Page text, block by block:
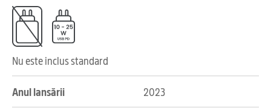
Nu este inclus standard
Anul lansării 2023